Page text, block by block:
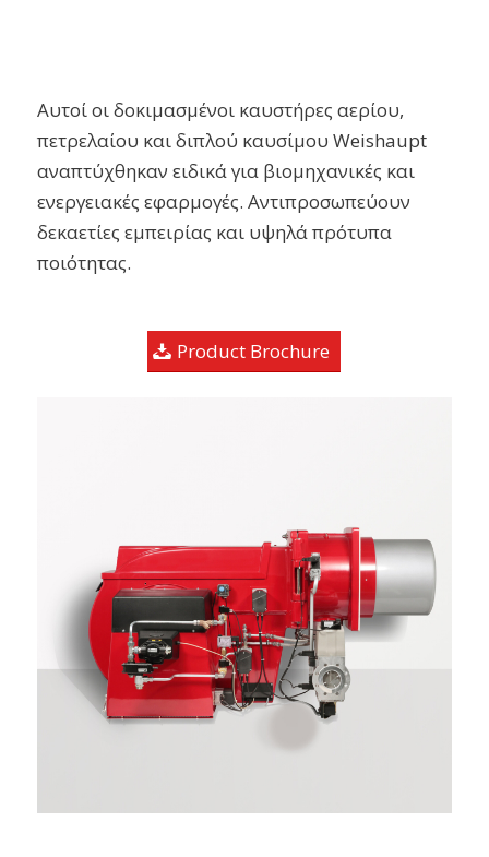
Αυτοί οι δοκιμασμένοι καυστήρες αερίου,
πετρελαίου και διπλού καυσίμου Weishaupt
αναπτύχθηκαν ειδικά για βιομηχανικές και
ενεργειακές εφαρμογές. Αντιπροσωπεύουν
δεκαετίες εμπειρίας και υψηλά πρότυπα
ποιότητας.
Product Brochure